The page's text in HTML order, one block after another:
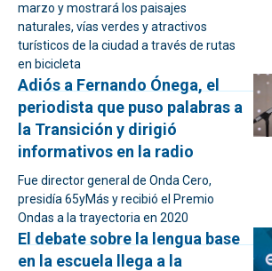
marzo y mostrará los paisajes
naturales, vías verdes y atractivos
turísticos de la ciudad a través de rutas
en bicicleta
Adiós a Fernando Ónega, el
periodista que puso palabras a
la Transición y dirigió
informativos en la radio
Fue director general de Onda Cero,
presidía 65yMás y recibió el Premio
Ondas a la trayectoria en 2020
El debate sobre la lengua base
en la escuela llega a la